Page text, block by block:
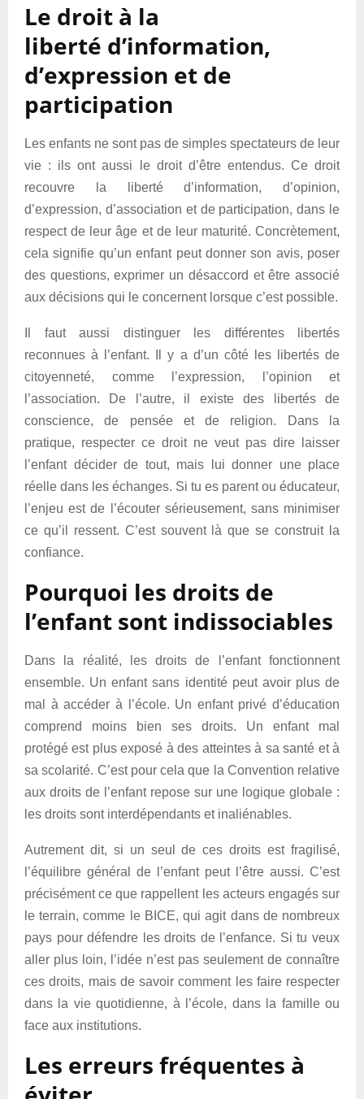
Le droit à la
liberté d’information,
d’expression et de
participation
Les enfants ne sont pas de simples spectateurs de leur
vie : ils ont aussi le droit d’être entendus. Ce droit
recouvre la liberté d’information, d’opinion,
d’expression, d’association et de participation, dans le
respect de leur âge et de leur maturité. Concrètement,
cela signifie qu’un enfant peut donner son avis, poser
des questions, exprimer un désaccord et être associé
aux décisions qui le concernent lorsque c’est possible.
Il faut aussi distinguer les différentes libertés
reconnues à l’enfant. Il y a d’un côté les libertés de
citoyenneté, comme l’expression, l’opinion et
l’association. De l’autre, il existe des libertés de
conscience, de pensée et de religion. Dans la
pratique, respecter ce droit ne veut pas dire laisser
l’enfant décider de tout, mais lui donner une place
réelle dans les échanges. Si tu es parent ou éducateur,
l’enjeu est de l’écouter sérieusement, sans minimiser
ce qu’il ressent. C’est souvent là que se construit la
confiance.
Pourquoi les droits de
l’enfant sont indissociables
Dans la réalité, les droits de l’enfant fonctionnent
ensemble. Un enfant sans identité peut avoir plus de
mal à accéder à l’école. Un enfant privé d’éducation
comprend moins bien ses droits. Un enfant mal
protégé est plus exposé à des atteintes à sa santé et à
sa scolarité. C’est pour cela que la Convention relative
aux droits de l’enfant repose sur une logique globale :
les droits sont interdépendants et inaliénables.
Autrement dit, si un seul de ces droits est fragilisé,
l’équilibre général de l’enfant peut l’être aussi. C’est
précisément ce que rappellent les acteurs engagés sur
le terrain, comme le BICE, qui agit dans de nombreux
pays pour défendre les droits de l’enfance. Si tu veux
aller plus loin, l’idée n’est pas seulement de connaître
ces droits, mais de savoir comment les faire respecter
dans la vie quotidienne, à l’école, dans la famille ou
face aux institutions.
Les erreurs fréquentes à